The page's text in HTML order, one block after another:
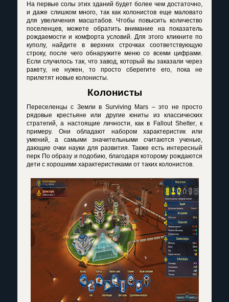
На первые солы этих зданий будет более чем достаточно,
и даже слишком много, так как колонистов еще маловато
для увеличения масштабов. Чтобы повысить количество
поселенцев, можете обратить внимание на показатель
рождаемости и комфорта условий. Для этого кликните по
куполу, найдите в верхних строчках соответствующую
строку, после чего обнаружите меню со всеми цифрами.
Если случилось так, что завод, который вы заказали через
ракету, не нужен, то просто сберегите его, пока не
прилетят новые колонисты.
Колонисты
Переселенцы с Земли в Surviving Mars – это не просто
рядовые крестьяне или другие юниты из классических
стратегий, а настоящие личности, как в Fallout Shelter, к
примеру. Они обладают набором характеристик или
умений, а самыми значительными считаются ученые,
дающие очки науки для развития. Также есть интересный
перк По образу и подобию, благодаря которому рождаются
дети с хорошими характеристиками от таких колонистов.